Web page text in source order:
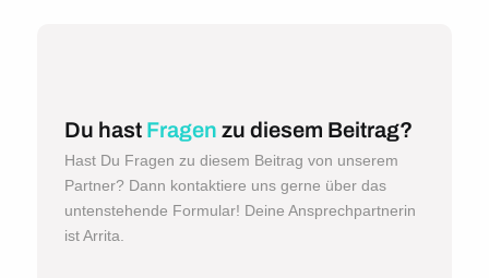
Du hast Fragen zu diesem Beitrag?
Hast Du Fragen zu diesem Beitrag von unserem
Partner? Dann kontaktiere uns gerne über das
untenstehende Formular! Deine Ansprechpartnerin
ist Arrita.